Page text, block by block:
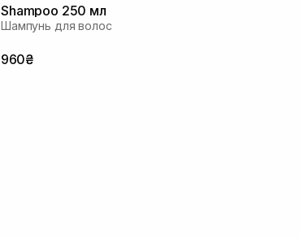
Shampoo 250 мл
Шампунь для волос
960₴